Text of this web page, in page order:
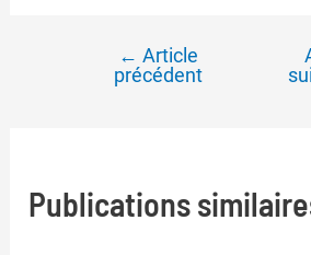
Navigation
← Article
précédent
Publications